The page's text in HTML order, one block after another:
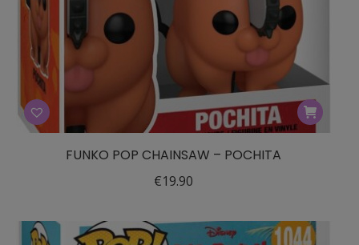
FUNKO POP CHAINSAW – POCHITA
€19.90